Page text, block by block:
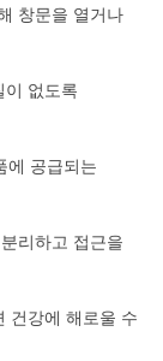
창문을 열거나
없도록
공급되는
리하고 접근을
강에 해로울 수